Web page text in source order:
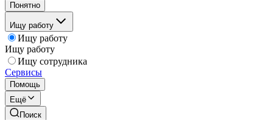
Понятно
Ищу работу
Ищу работу
Ищу работу
Ищу сотрудника
Сервисы
Помощь
Ещё
Поиск